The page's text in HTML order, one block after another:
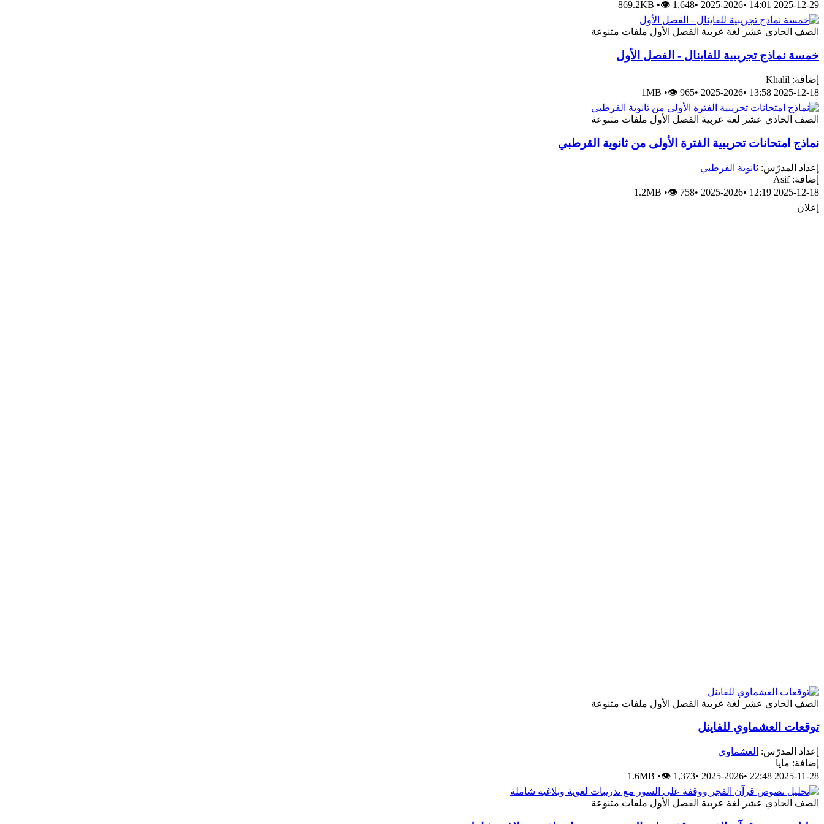
2025-12-29 14:01
•
2025-2026
•
869.2KB •👁 1,648
الصف الحادي عشر لغة عربية الفصل الأول ملفات متنوعة
خمسة نماذج تجريبية للفاينال - الفصل الأول
إضافة: Khalil
2025-12-18 13:58
•
2025-2026
•
1MB •👁 965
الصف الحادي عشر لغة عربية الفصل الأول ملفات متنوعة
نماذج امتحانات تحريبية الفترة الأولى من ثانوية القرطبي
إعداد المدرّس: ثانوية القرطبي
إضافة: Asif
2025-12-18 12:19
•
2025-2026
•
1.2MB •👁 758
إعلان
الصف الحادي عشر لغة عربية الفصل الأول ملفات متنوعة
توقعات العشماوي للفاينل
إعداد المدرّس: العشماوي
إضافة: مايا
2025-11-28 22:48
•
2025-2026
•
1.6MB •👁 1,373
الصف الحادي عشر لغة عربية الفصل الأول ملفات متنوعة